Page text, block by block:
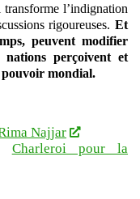
transforme l’indignation
rigoureuses. Et
peuvent modifier
perçoivent et
pouvoir mondial.
Najjar
Charleroi pour la